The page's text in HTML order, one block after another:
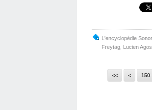
L'encyclopédie
Freytag Lucien
<< < 100
110
120
130
140
150